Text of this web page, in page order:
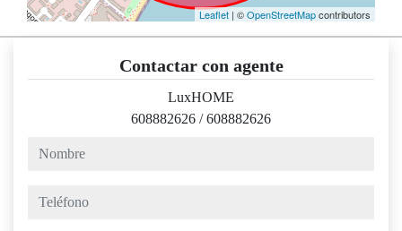
Leaflet | ©OpenStreetMapcontributors
Contactar con agente
LuxHOME
608882626 /608882626
nombre
teléfono